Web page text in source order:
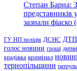
Степан Барна:
представників
зазнали фіаско
ГУ НП поліція ДСНС ДТП
голос новини гроші
крадіжка кримінал
тернопільщини